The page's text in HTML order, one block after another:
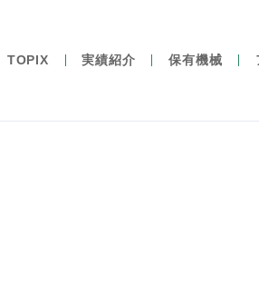
TOPIX 実績紹介 保有機械